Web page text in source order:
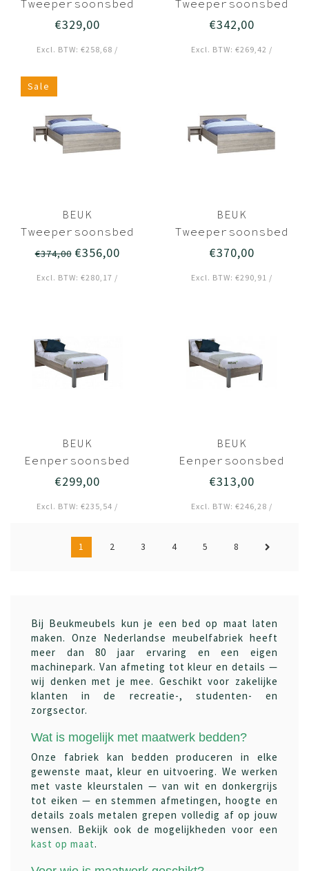
Tweepersoonsbed
160x200
- Bavel
€329,00
Excl. BTW: €258,68 /
Tweepersoonsbed
160x210
- Bavel
€342,00
Excl. BTW: €269,42 /
Sale
BEUK
Tweepersoonsbed
180x200
- Bavel
€374,00€356,00
Excl. BTW: €280,17 /
BEUK
Tweepersoonsbed
180x210
- Bavel
€370,00
Excl. BTW: €290,91 /
BEUK
Eenpersoonsbed
90x200
- Best
€299,00
Excl. BTW: €235,54 /
BEUK
Eenpersoonsbed
90x210
- Best
€313,00
Excl. BTW: €246,28 /
1 2 3 4 5 8
Bij Beukmeubels kun je een bed op maat laten
maken. Onze Nederlandse meubelfabriek heeft
meer dan 80 jaar ervaring en een eigen
machinepark. Van afmeting tot kleur en details —
wij denken met je mee. Geschikt voor zakelijke
klanten in de recreatie-, studenten- en
zorgsector.
Wat is mogelijk met maatwerk bedden?
Onze fabriek kan bedden produceren in elke
gewenste maat, kleur en uitvoering. We werken
met vaste kleurstalen — van wit en donkergrijs
tot eiken — en stemmen afmetingen, hoogte en
details zoals metalen grepen volledig af op jouw
wensen. Bekijk ook de mogelijkheden voor een
kast op maat.